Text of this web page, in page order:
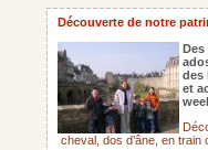
Découverte de notre
Des
des
et
cheval, dos d’âne, en